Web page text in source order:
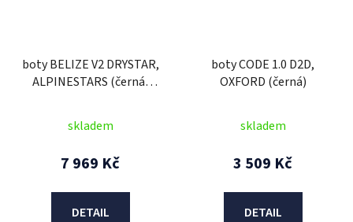
boty BELIZE V2 DRYSTAR,
ALPINESTARS (černá)
skladem
7 969 Kč
DETAIL
boty CODE 1.0 D2D,
OXFORD (černá)
skladem
3 509 Kč
DETAIL